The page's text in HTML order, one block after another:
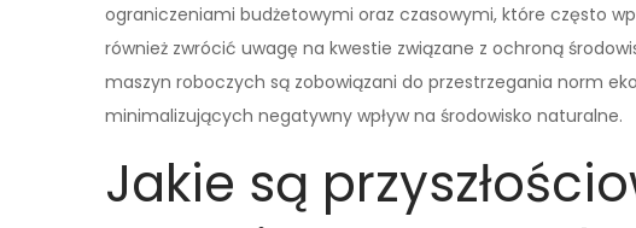
ograniczeniami budżetowymi oraz czasowymi, które często
również zwrócić uwagę na kwestie związane z ochroną
maszyn roboczych są zobowiązani do przestrzegania norm
minimalizujących negatywny wpływ na środowisko naturalne.
Jakie są